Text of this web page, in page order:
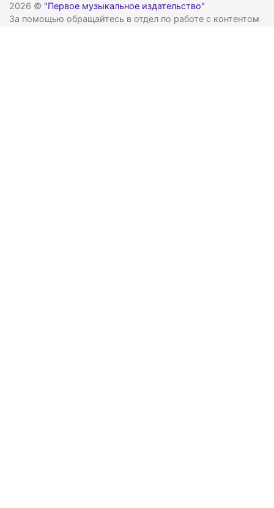
2026 © "Первое музыкальное издательство"
За помощью обращайтесь в отдел по работе с контентом